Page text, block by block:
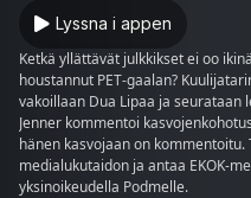
Lyssna i appen
Ketkä yllättävät julkkikset ei oo
houstannut PET-gaalan?
vakoillaan Dua Lipaa ja seurataan
Jenner kommentoi
hänen kasvojaan on
medialukutaidon ja antaa EKOK-merkinnän
yksinoikeudella Podmelle.